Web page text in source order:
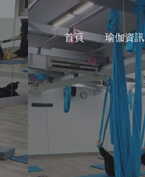
首頁 瑜伽資訊